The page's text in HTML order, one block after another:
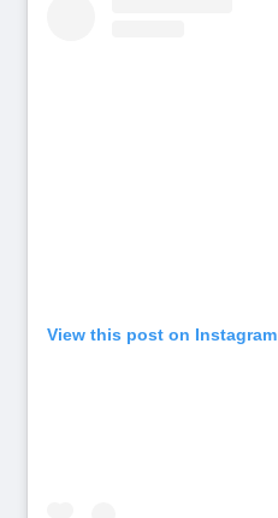
View this post on Instagram